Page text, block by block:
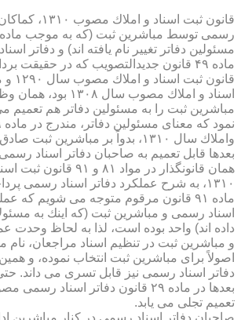
قانون ثبت اسناد
مسئولین دفاتر تغییر نام یافته اند) و دفاتر
اسناد و املاك مصوب سال
مباشرین ثبت را به مسئولین دفاتر هم تعمیم
واملاك سال ۱۳۱۰، بدواً بر مباشرین
بعدها قابل تعمیم به صاحبان دفاتر اسناد
همان قانونگذار در مواد
۱۳۱۰، به شرح عملكرد دفاتر اسناد رسمی
ماده ۹۱ قانون مرقوم متوجه می شویم كه
اسناد رسمی و مباشرین ثبت (كه اینك به
داده اند) واحد بوده است، لذا به لحاظ وحدت
و مباشرین ثبت در تنظیم اسناد مراجعان، نام
اصولاً برای مباشرین ثبت انتخاب نموده، و
دفاتر اسناد رسمی نیز قابل تسری می داند.
تعمیم تجلی می یابد.